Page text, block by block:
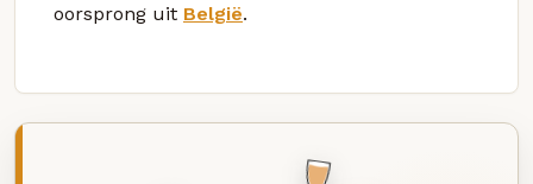
oorsprong uit België.